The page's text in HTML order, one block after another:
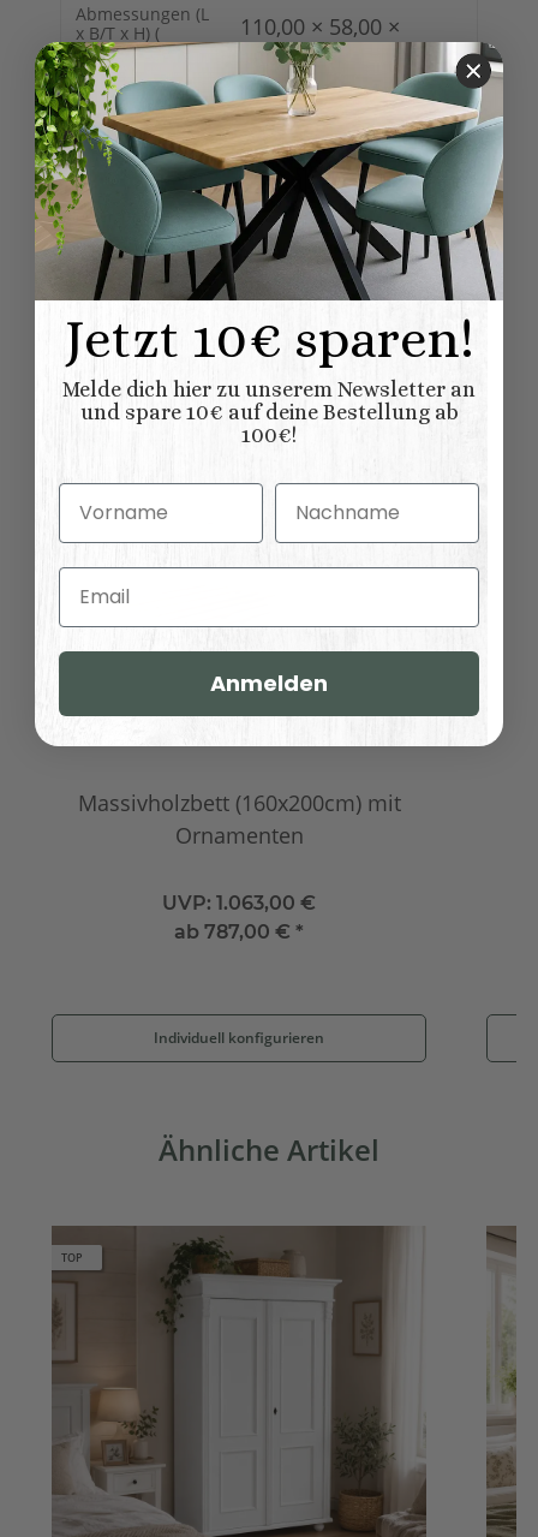
Abmessungen (L
x B/T x H) (
Länge × Breite ×
Höhe ):
110,00 × 58,00 ×
180,00 cm
Bewertungen
Dazu empfehlen wir:
Massivholzbett (160x200cm) mit
Ornamenten
UVP: 1.063,00 €
ab787,00 € *
Individuell konfigurieren
Ähnliche Artikel
TOP
Jetzt 10€ sparen!
Melde dich hier zu unserem Newsletter an
und spare 10€ auf deine Bestellung ab
100€!
Vorname Nachname
Email
Anmelden